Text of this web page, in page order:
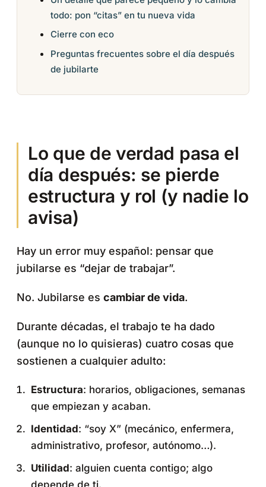
todo: pon “citas” en tu nueva vida
Cierre con eco
Preguntas frecuentes sobre el día después
de jubilarte
Lo que de verdad pasa el
día después: se pierde
estructura y rol (y nadie lo
avisa)
Hay un error muy español: pensar que
jubilarse es “dejar de trabajar”.
No. Jubilarse es cambiar de vida.
Durante décadas, el trabajo te ha dado
(aunque no lo quisieras) cuatro cosas que
sostienen a cualquier adulto:
Estructura: horarios, obligaciones, semanas
que empiezan y acaban.
Identidad: “soy X” (mecánico, enfermera,
administrativo, profesor, autónomo…).
Utilidad: alguien cuenta contigo; algo
depende de ti.